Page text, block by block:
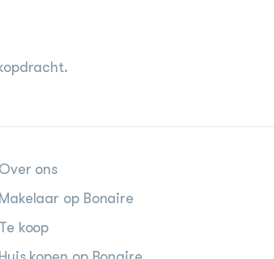
Over ons
Makelaar op Bonaire
Te koop